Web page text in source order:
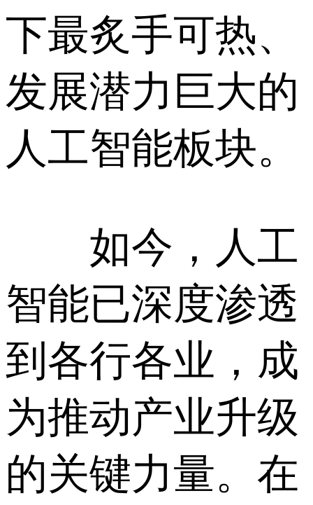
下最炙手可热、
发展潜力巨大的
人工智能板块。
如今，人工
智能已深度渗透
到各行各业，成
为推动产业升级
的关键力量。在